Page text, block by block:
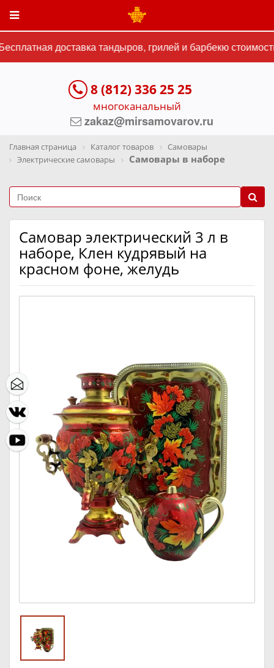
доставка тандыров, грилей и барбекю
8 (812) 336 25 25
многоканальный
zakaz@mirsamovarov.ru
Главная страница Каталог товаров
Самовары
Электрические самовары
Самовары в наборе
Самовар электрический 3 л в
наборе, Клен кудрявый на
красном фоне, желудь